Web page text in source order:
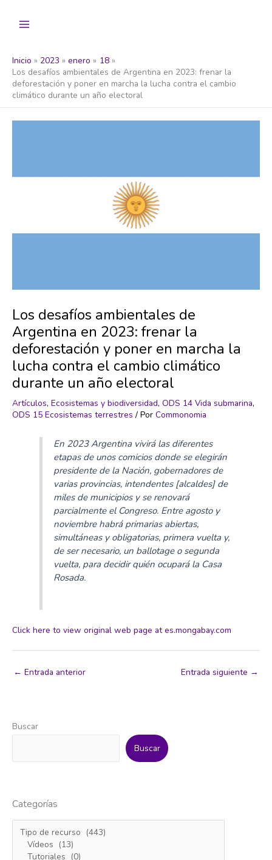
Inicio 2023 enero
18
Los desafíos ambientales de Argentina en 2023: frenar la
deforestación y poner en marcha la lucha contra el cambio
climático durante un año electoral
Los desafíos ambientales de
Argentina en 2023: frenar la
deforestación y poner en marcha la
lucha contra el cambio climático
durante un año electoral
Artículos, Ecosistemas y biodiversidad, ODS 14 Vida submarina,
ODS 15 Ecosistemas terrestres / Por Commonomia
En 2023 Argentina vivirá las diferentes
etapas de unos comicios donde se elegirán
presidente de la Nación, gobernadores de
varias provincias, intendentes [alcaldes] de
miles de municipios y se renovará
parcialmente el Congreso. Entre agosto y
noviembre habrá primarias abiertas,
simultáneas y obligatorias, primera vuelta y,
de ser necesario, un ballotage o segunda
vuelta, para decidir quién ocupará la Casa
Rosada.
Click here to view original web page at es.mongabay.com
← Entrada anterior Entrada siguiente →
Buscar
Buscar
Categorías